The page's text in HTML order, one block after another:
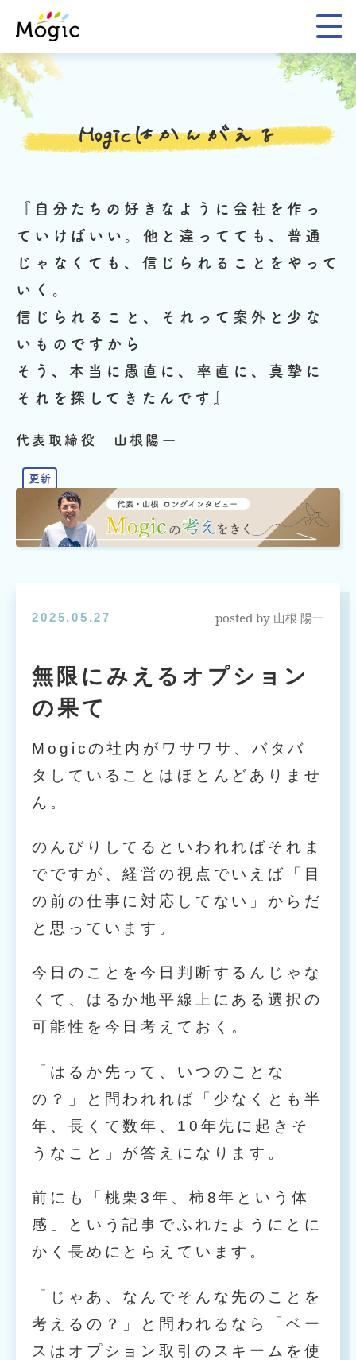
Mogic
Mogicはかんがえる
『自分たちの好きなように会社を作っ
ていけばいい。 他と違ってても、普通
じゃなくても、信じられることをやって
いく。
信じられること、それって案外と少な
いものですから
そう、本当に愚直に、率直に、真摯に
それを探してきたんです』
代表取締役 山根陽一
2025.05.27 posted by 山根 陽一
無限にみえるオプション
の果て
Mogicの社内がワサワサ、バタバ
タしていることはほとんどありませ
ん。
のんびりしてるといわれればそれま
でですが、経営の視点でいえば「目
の前の仕事に対応してない」からだ
と思っています。
今日のことを今日判断するんじゃな
くて、はるか地平線上にある選択の
可能性を今日考えておく。
「はるか先って、いつのことな
の？」と問われれば「少なくとも半
年、長くて数年、10年先に起きそ
うなこと」が答えになります。
前にも「桃栗3年、柿8年という体
感」という記事でふれたようにとに
かく長めにとらえています。
「じゃあ、なんでそんな先のことを
考えるの？」と問われるなら「ベー
スはオプション取引のスキームを使